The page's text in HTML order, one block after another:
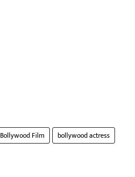
Bollywood Film bollywood actress